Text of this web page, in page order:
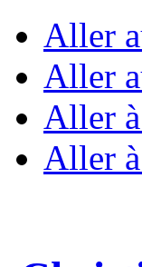
Aller
Aller
Aller
Aller